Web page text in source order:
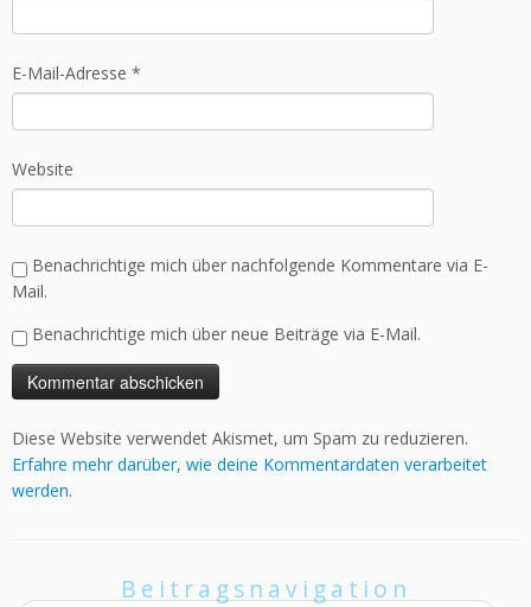
E-Mail-Adresse *
Website
Benachrichtige mich über nachfolgende Kommentare via E-
Mail.
Benachrichtige mich über neue Beiträge via E-Mail.
Diese Website verwendet Akismet, um Spam zu reduzieren.
Erfahre mehr darüber, wie deine Kommentardaten verarbeitet
werden.
Beitragsnavigation